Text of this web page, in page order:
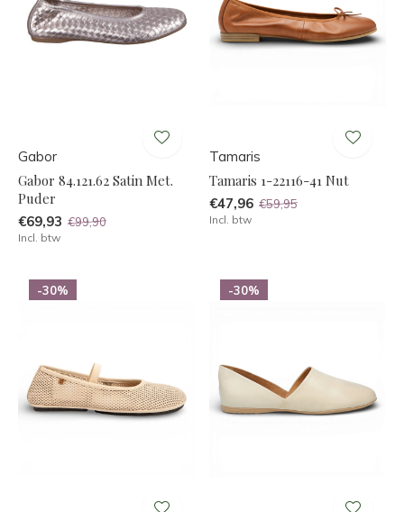
Gabor
Gabor 84.121.62 Satin Met.
Puder
€69,93 €99,90
Incl. btw
Tamaris
Tamaris 1-22116-41 Nut
€47,96 €59,95
Incl. btw
-30% -30%